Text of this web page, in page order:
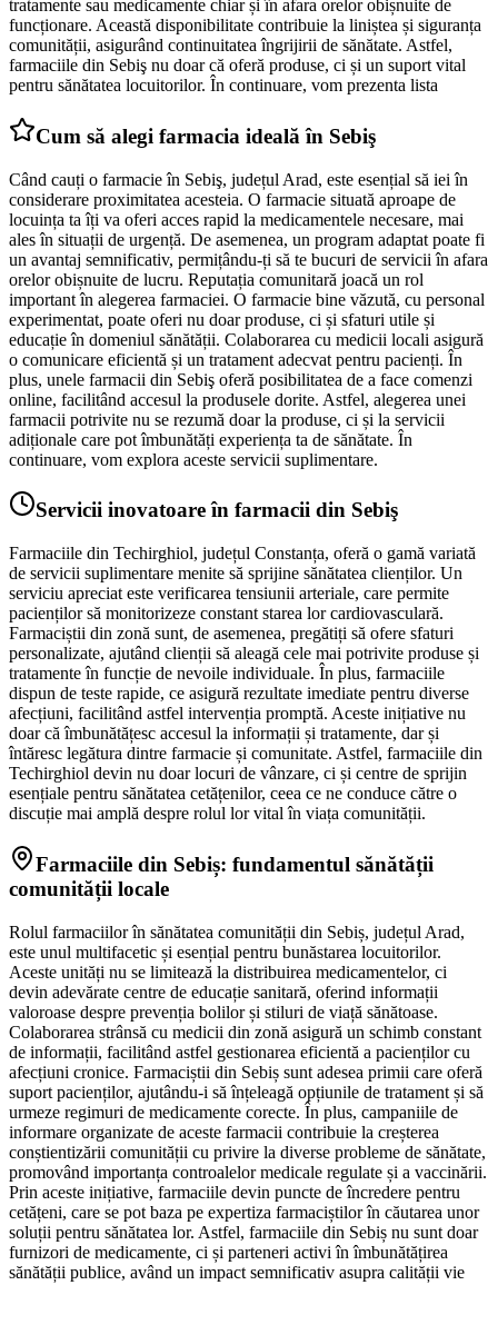
tratamente sau medicamente chiar și în afara orelor obișnuite de
funcționare. Această disponibilitate contribuie la liniștea și siguranța
comunității, asigurând continuitatea îngrijirii de sănătate. Astfel,
farmaciile din Sebiş nu doar că oferă produse, ci și un suport vital
pentru sănătatea locuitorilor. În continuare, vom prezenta lista
Cum să alegi farmacia ideală în Sebiş
Când cauți o farmacie în Sebiş, județul Arad, este esențial să iei în
considerare proximitatea acesteia. O farmacie situată aproape de
locuința ta îți va oferi acces rapid la medicamentele necesare, mai
ales în situații de urgență. De asemenea, un program adaptat poate fi
un avantaj semnificativ, permițându-ți să te bucuri de servicii în afara
orelor obișnuite de lucru. Reputația comunitară joacă un rol
important în alegerea farmaciei. O farmacie bine văzută, cu personal
experimentat, poate oferi nu doar produse, ci și sfaturi utile și
educație în domeniul sănătății. Colaborarea cu medicii locali asigură
o comunicare eficientă și un tratament adecvat pentru pacienți. În
plus, unele farmacii din Sebiş oferă posibilitatea de a face comenzi
online, facilitând accesul la produsele dorite. Astfel, alegerea unei
farmacii potrivite nu se rezumă doar la produse, ci și la servicii
adiționale care pot îmbunătăți experiența ta de sănătate. În
continuare, vom explora aceste servicii suplimentare.
Servicii inovatoare în farmacii din Sebiş
Farmaciile din Techirghiol, județul Constanța, oferă o gamă variată
de servicii suplimentare menite să sprijine sănătatea clienților. Un
serviciu apreciat este verificarea tensiunii arteriale, care permite
pacienților să monitorizeze constant starea lor cardiovasculară.
Farmaciștii din zonă sunt, de asemenea, pregătiți să ofere sfaturi
personalizate, ajutând clienții să aleagă cele mai potrivite produse și
tratamente în funcție de nevoile individuale. În plus, farmaciile
dispun de teste rapide, ce asigură rezultate imediate pentru diverse
afecțiuni, facilitând astfel intervenția promptă. Aceste inițiative nu
doar că îmbunătățesc accesul la informații și tratamente, dar și
întăresc legătura dintre farmacie și comunitate. Astfel, farmaciile din
Techirghiol devin nu doar locuri de vânzare, ci și centre de sprijin
esențiale pentru sănătatea cetățenilor, ceea ce ne conduce către o
discuție mai amplă despre rolul lor vital în viața comunității.
Farmaciile din Sebiș: fundamentul sănătății
comunității locale
Rolul farmaciilor în sănătatea comunității din Sebiș, județul Arad,
este unul multifacetic și esențial pentru bunăstarea locuitorilor.
Aceste unități nu se limitează la distribuirea medicamentelor, ci
devin adevărate centre de educație sanitară, oferind informații
valoroase despre prevenția bolilor și stiluri de viață sănătoase.
Colaborarea strânsă cu medicii din zonă asigură un schimb constant
de informații, facilitând astfel gestionarea eficientă a pacienților cu
afecțiuni cronice. Farmaciștii din Sebiș sunt adesea primii care oferă
suport pacienților, ajutându-i să înțeleagă opțiunile de tratament și să
urmeze regimuri de medicamente corecte. În plus, campaniile de
informare organizate de aceste farmacii contribuie la creșterea
conștientizării comunității cu privire la diverse probleme de sănătate,
promovând importanța controalelor medicale regulate și a vaccinării.
Prin aceste inițiative, farmaciile devin puncte de încredere pentru
cetățeni, care se pot baza pe expertiza farmaciștilor în căutarea unor
soluții pentru sănătatea lor. Astfel, farmaciile din Sebiș nu sunt doar
furnizori de medicamente, ci și parteneri activi în îmbunătățirea
sănătății publice, având un impact semnificativ asupra calității vie